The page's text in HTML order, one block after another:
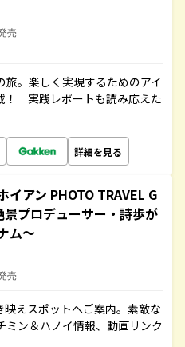
売
。楽しく実現するためのアイ
！ 実践レポートも読み応えた
詳細を見る
イアン PHOTO TRAVEL G
景プロデューサー・詩歩が
ム～
売
えスポットへご案内。素敵な
ン＆ハノイ情報、動画リンク